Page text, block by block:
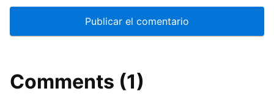
Comments (1)